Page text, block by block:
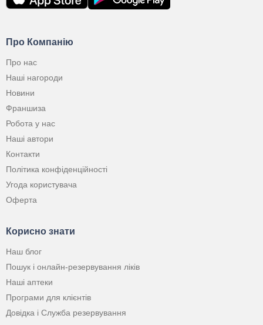
Про Компанію
Про нас
Наші нагороди
Новини
Франшиза
Робота у нас
Наші автори
Контакти
Політика конфіденційності
Угода користувача
Оферта
Корисно знати
Наш блог
Пошук і онлайн-резервування ліків
Наші аптеки
Програми для клієнтів
Довідка і Служба резервування